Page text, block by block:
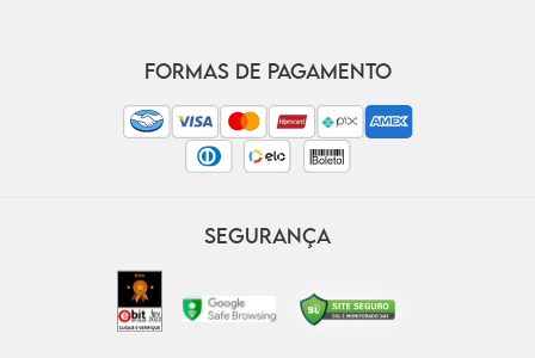
FORMAS DE PAGAMENTO
SEGURANÇA